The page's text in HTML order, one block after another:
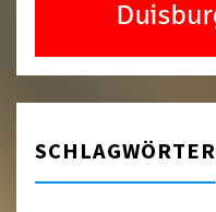
SCHLAGWÖRTER